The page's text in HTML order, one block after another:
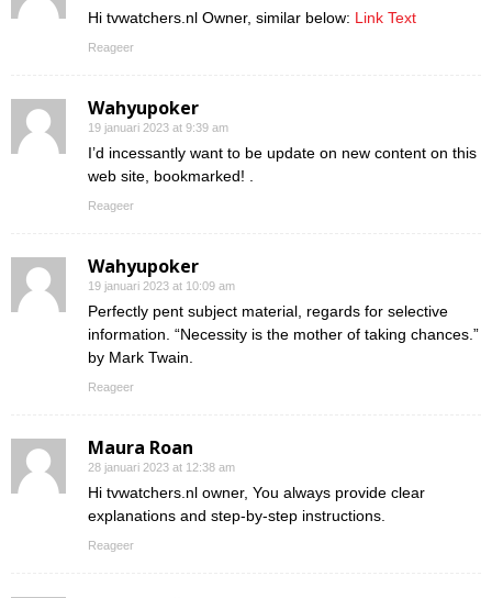
Hi tvwatchers.nl Owner, similar below: Link Text
Reageer
Wahyupoker
19 januari 2023 at 9:39 am
I’d incessantly want to be update on new content on this
web site, bookmarked! .
Reageer
Wahyupoker
19 januari 2023 at 10:09 am
Perfectly pent subject material, regards for selective
information. “Necessity is the mother of taking chances.”
by Mark Twain.
Reageer
Maura Roan
28 januari 2023 at 12:38 am
Hi tvwatchers.nl owner, You always provide clear
explanations and step-by-step instructions.
Reageer